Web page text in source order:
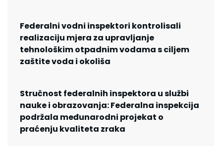
Federalni vodni inspektori kontrolisali
realizaciju mjera za upravljanje
tehnološkim otpadnim vodama s ciljem
zaštite voda i okoliša
Stručnost federalnih inspektora u službi
nauke i obrazovanja: Federalna inspekcija
podržala međunarodni projekat o
praćenju kvaliteta zraka